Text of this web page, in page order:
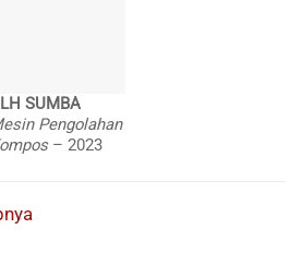
SUMBA
Pengolahan
– 2023